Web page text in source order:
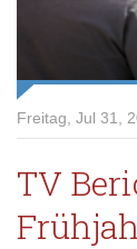
Freitag, Jul 31,
TV